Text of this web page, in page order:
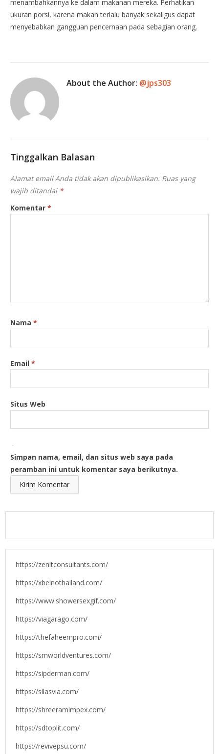
menambahkannya ke dalam makanan mereka. Perhatikan
ukuran porsi, karena makan terlalu banyak sekaligus dapat
menyebabkan gangguan pencernaan pada sebagian orang.
About the Author: @jps303
Tinggalkan Balasan
Alamat email Anda tidak akan dipublikasikan. Ruas yang
wajib ditandai *
Komentar*
Nama*
Email*
Situs Web
Simpan nama, email, dan situs web saya pada
peramban ini untuk komentar saya berikutnya.
https://zenitconsultants.com/
https://xbeinothailand.com/
https://www.showersexgif.com/
https://viagarago.com/
https://thefaheempro.com/
https://smworldventures.com/
https://sipderman.com/
https://silasvia.com/
https://shreeramimpex.com/
https://sdtoplit.com/
https://revivepsu.com/